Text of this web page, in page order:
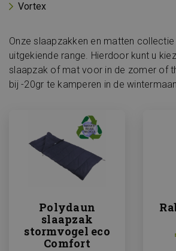
Vortex
Onze slaapzakken en matten
uitgekiende range. Hierdoor kunt u
slaapzak of mat voor in de zomer of
bij -20gr te kamperen in de
Polydaun
slaapzak
stormvogel eco
Comfort